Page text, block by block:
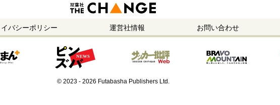
バシーポリシー 運営社情報 お問い合わせ
© 2023 - 2026 Futabasha Publishers Ltd.